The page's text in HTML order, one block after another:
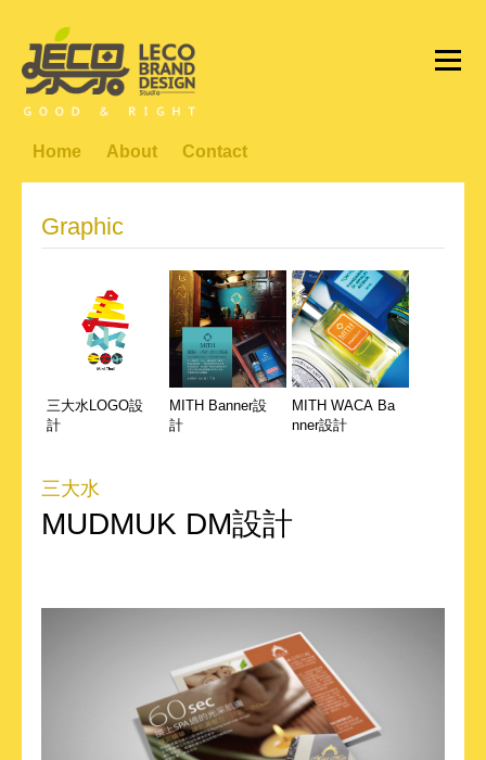
Home About Contact
Graphic
三大水LOGO設
計
MITH Banner設
計
MITH WACA Ba
nner設計
三大水
MUDMUK DM設計